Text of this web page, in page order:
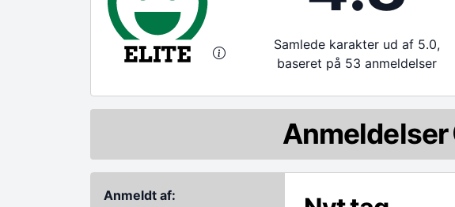
Samlede karakter ud af 5.0,
baseret på 53 anmeldelser
Anmeldelser
Anmeldt af: